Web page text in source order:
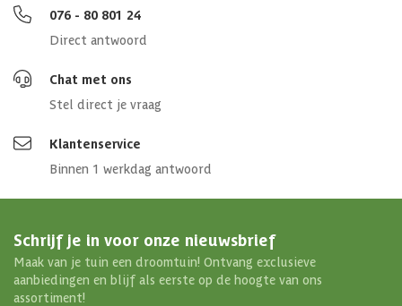
076 - 80 801 24
Direct antwoord
Chat met ons
Stel direct je vraag
Klantenservice
Binnen 1 werkdag antwoord
Schrijf je in voor onze nieuwsbrief
Maak van je tuin een droomtuin! Ontvang exclusieve
aanbiedingen en blijf als eerste op de hoogte van ons
assortiment!